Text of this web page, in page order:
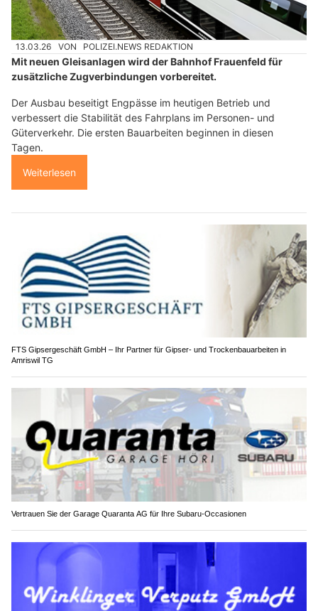
13.03.26 VON POLIZEI.NEWS REDAKTION
Mit neuen Gleisanlagen wird der Bahnhof Frauenfeld für
zusätzliche Zugverbindungen vorbereitet.
Der Ausbau beseitigt Engpässe im heutigen Betrieb und
verbessert die Stabilität des Fahrplans im Personen- und
Güterverkehr. Die ersten Bauarbeiten beginnen in diesen
Tagen.
Weiterlesen
FTS Gipsergeschäft GmbH – Ihr Partner für Gipser- und Trockenbauarbeiten in
Amriswil TG
Vertrauen Sie der Garage Quaranta AG für Ihre Subaru-Occasionen